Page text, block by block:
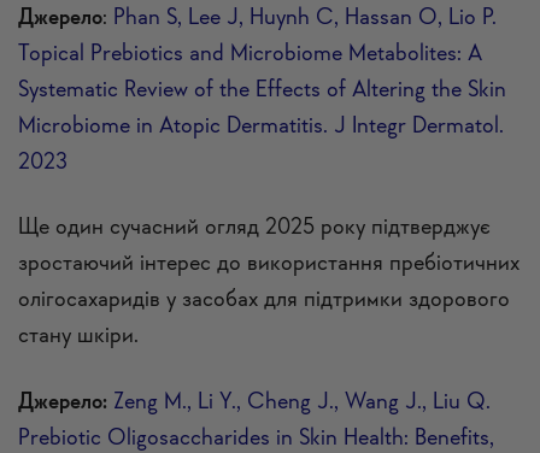
Джерело: Phan S, Lee J, Huynh C, Hassan O, Lio P.
Topical Prebiotics and Microbiome Metabolites: A
Systematic Review of the Effects of Altering the Skin
Microbiome in Atopic Dermatitis. J Integr Dermatol.
2023
Ще один сучасний огляд 2025 року підтверджує
зростаючий інтерес до використання пребіотичних
олігосахаридів у засобах для підтримки здорового
стану шкіри.
Джерело: Zeng M., Li Y., Cheng J., Wang J., Liu Q.
Prebiotic Oligosaccharides in Skin Health: Benefits,